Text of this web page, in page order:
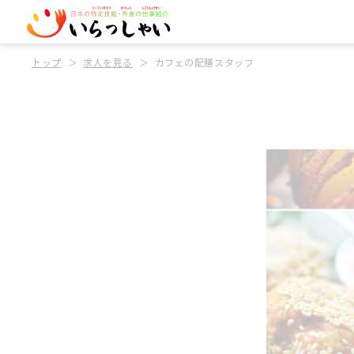
トップ 求人を見る カフェの配膳スタッフ